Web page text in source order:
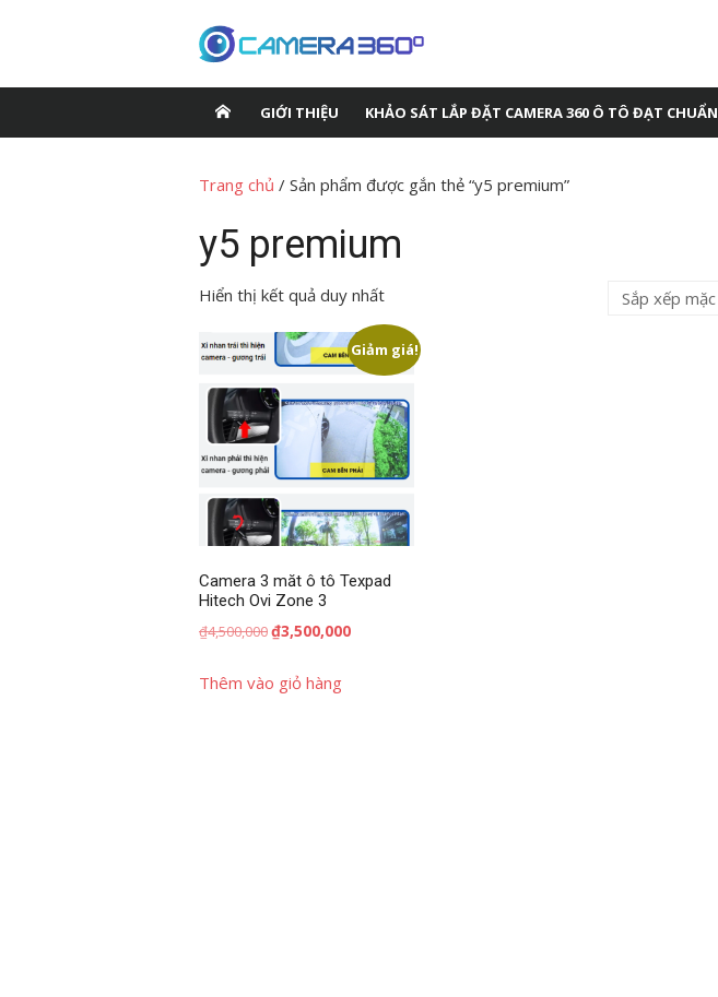
GIỚI THIỆU KHẢO SÁT LẮP ĐẶT CAMERA 360 Ô TÔ ĐẠT CHUẨN
Trang chủ / Sản phẩm được gắn thẻ “y5 premium”
y5 premium
Hiển thị kết quả duy nhất
Giảm giá!
Camera 3 măt ô tô Texpad
Hitech Ovi Zone 3
₫4,500,000Giá
là:
₫3,500,000Giá
Thêm vào giỏ hàng